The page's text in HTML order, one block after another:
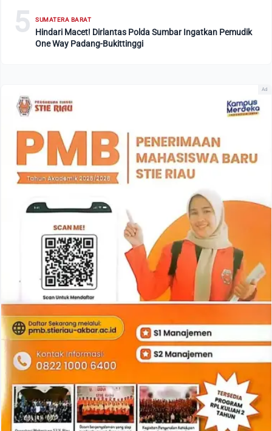
5 SUMATERA BARAT
Hindari Macet! Dirlantas Polda Sumbar Ingatkan Pemudik
One Way Padang-Bukittinggi
Ad